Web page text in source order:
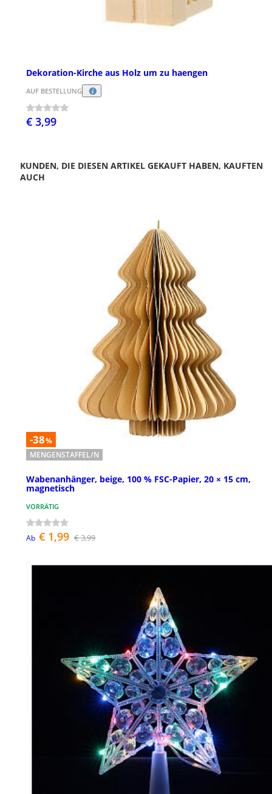
Dekoration-Kirche aus Holz um zu haengen
AUF BESTELLUNG
€ 3,99
KUNDEN, DIE DIESEN ARTIKEL GEKAUFT HABEN, KAUFTEN
AUCH
-38%
MENGENSTAFFEL/N
Wabenanhänger, beige, 100 % FSC-Papier, 20 × 15 cm,
magnetisch
VORRÄTIG
Ab € 1,99 € 3,99